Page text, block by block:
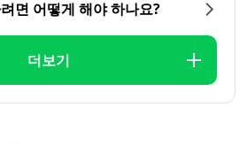
면 어떻게 해야 하나요?
더보기